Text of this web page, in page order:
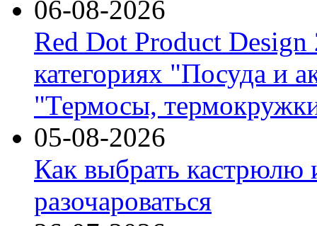
06-08-2026
Red Dot Product Design
категориях "Посуда и
"Термосы,
05-08-2026
Как выбрать кастрюлю
разочароваться